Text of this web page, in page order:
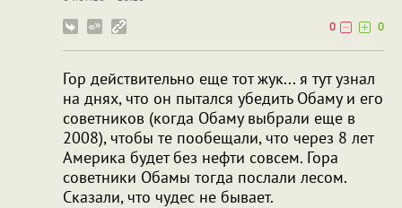
0
0
Гор действительно еще тот жук... я тут узнал
на днях, что он пытался убедить Обаму и его
советников (когда Обаму выбрали еще в
2008), чтобы те пообещали, что через 8 лет
Америка будет без нефти совсем. Гора
советники Обамы тогда послали лесом.
Сказали, что чудес не бывает.